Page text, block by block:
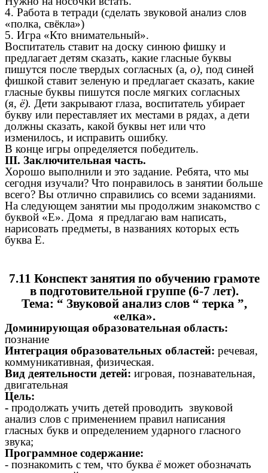
4. Работа в тетради (сделать звуковой анализ слов
«полка, свёкла»)
5. Игра «Кто внимательный».
Воспитатель ставит на доску синюю фишку и
предлагает детям сказать, какие гласные буквы
пишутся после твердых согласных (а, о), под синей
фишкой ставит зеленую и предлагает сказать, какие
гласные буквы пишутся после мягких согласных
(я, ё). Дети закрывают глаза, воспитатель убирает
букву или переставляет их местами в рядах, а дети
должны сказать, какой буквы нет или что
изменилось, и исправить ошибку.
В конце игры определяется победитель.
III. Заключительная часть.
Хорошо выполнили и это задание. Ребята, что мы
сегодня изучали? Что понравилось в занятии больше
всего? Вы отлично справились со всеми заданиями.
На следующем занятии мы продолжим знакомство с
буквой «Е». Дома я предлагаю вам написать,
нарисовать предметы, в названиях которых есть
буква Е.
7.11 Конспект занятия по обучению грамоте
в подготовительной группе (6-7 лет).
Тема: “ Звуковой анализ слов “ терка ”,
«елка».
Доминирующая образовательная область:
познание
Интеграция образовательных областей: речевая,
коммуникативная, физическая.
Вид деятельности детей: игровая, познавательная,
двигательная
Цель:
- продолжать учить детей проводить звуковой
анализ слов с применением правил написания
гласных букв и определением ударного гласного
звука;
Программное содержание:
- познакомить с тем, что буква ёможет обозначать